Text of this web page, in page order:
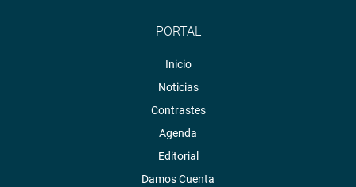
PORTAL
Inicio
Noticias
Contrastes
Agenda
Editorial
Damos Cuenta